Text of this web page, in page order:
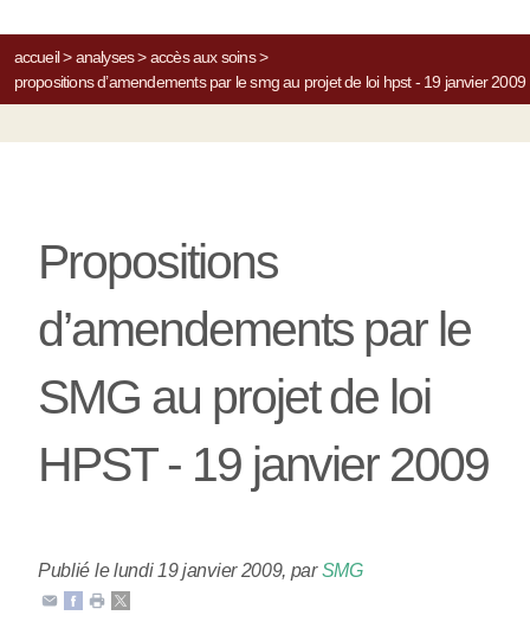
accueil> analyses> accès aux soins>
propositions d’amendements par le smg au projet de loi hpst - 19 janvier 2009
Propositions
d’amendements par le
SMG au projet de loi
HPST - 19 janvier 2009
Publié le lundi 19 janvier 2009, parSMG